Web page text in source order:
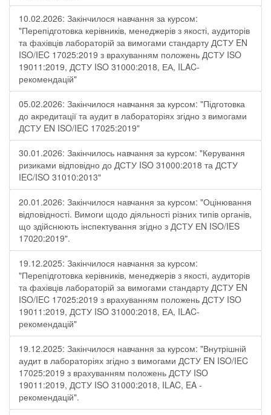
10.02.2026: Закінчилося навчання за курсом:
"Перепідготовка керівників, менеджерів з якості, аудиторів
та фахівців лабораторій за вимогами стандарту ДСТУ EN
ISO/IEC 17025:2019 з врахуванням положень ДСТУ ISO
19011:2019, ДСТУ ISO 31000:2018, ЕА, ILAC-
рекомендацій"
05.02.2026: Закінчилося навчання за курсом: "Підготовка
до акредитації та аудит в лабораторіях згідно з вимогами
ДСТУ EN ISO/IEC 17025:2019"
30.01.2026: Закінчилось навчання за курсом: "Керування
ризиками відповідно до ДСТУ ISO 31000:2018 та ДСТУ
IEC/ISO 31010:2013"
20.01.2026: Закінчилося навчання за курсом: "Оцінювання
відповідності. Вимоги щодо діяльності різних типів органів,
що здійснюють інспектування згідно з ДСТУ ЕN ISO/IES
17020:2019".
19.12.2025: Закінчилося навчання за курсом:
"Перепідготовка керівників, менеджерів з якості, аудиторів
та фахівців лабораторій за вимогами стандарту ДСТУ EN
ISO/IEC 17025:2019 з врахуванням положень ДСТУ ISO
19011:2019, ДСТУ ISO 31000:2018, ЕА, ILAC-
рекомендацій"
19.12.2025: Закінчилося навчання за курсом: "Внутрішній
аудит в лабораторіях згідно з вимогами ДСТУ EN ISO/IEC
17025:2019 з врахуванням положень ДСТУ ISO
19011:2019, ДСТУ ISO 31000:2018, ILAC, EA -
рекомендацій".